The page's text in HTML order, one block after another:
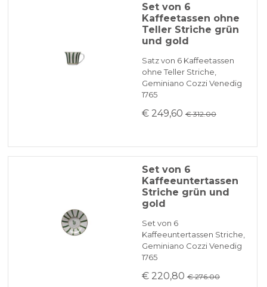
Set von 6
Kaffeetassen ohne
Teller Striche grün
und gold
Satz von 6 Kaffeetassen
ohne Teller Striche,
Geminiano Cozzi Venedig
1765
€ 249,60 € 312.00
Set von 6
Kaffeeuntertassen
Striche grün und
gold
Set von 6
Kaffeeuntertassen Striche,
Geminiano Cozzi Venedig
1765
€ 220,80 € 276.00